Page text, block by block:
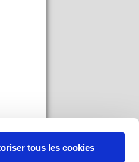
tous les cookies